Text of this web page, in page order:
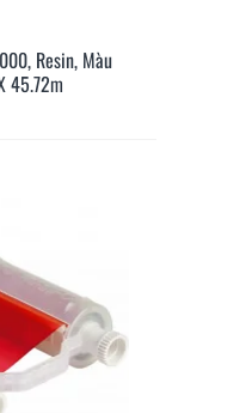
Dẫn Sử Dụng Máy In
AIMO LT-110H
Xem Nhanh
Resin, Màu
45.72m